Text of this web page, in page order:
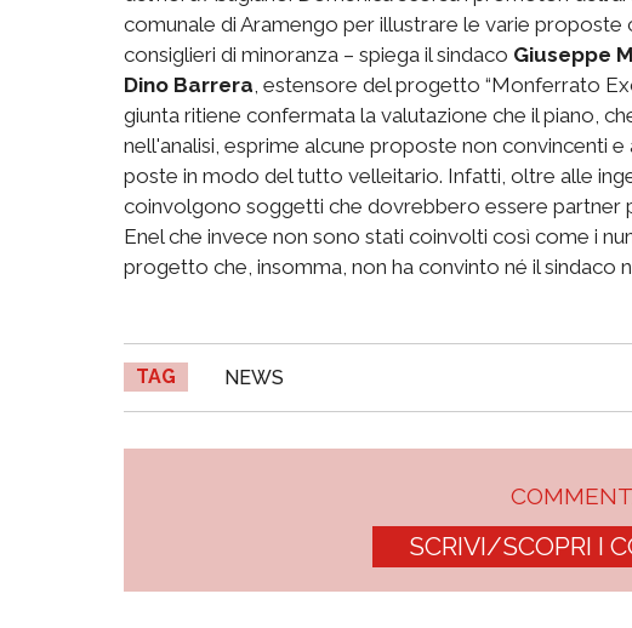
comunale di Aramengo per illustrare le varie proposte
consiglieri di minoranza – spiega il sindaco Giuseppe
Dino Barrera , estensore del progetto “Monferrato
giunta ritiene confermata la valutazione che il piano,
nell'analisi, esprime alcune proposte non convincenti
poste in modo del tutto velleitario. Infatti, oltre alle
coinvolgono soggetti che dovrebbero essere partner
Enel che invece non sono stati coinvolti così come i
progetto che, insomma, non ha convinto né il sindaco
TAG NEWS
SCRIVI/SCOPRI I